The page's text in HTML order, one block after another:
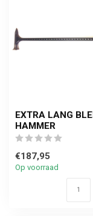
EXTRA LANG
HAMMER
€187,95
Op voorraad